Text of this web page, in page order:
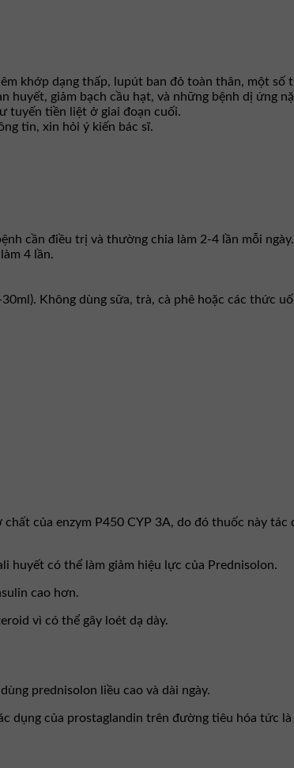
khớp dạng thấp, lupút ban đỏ toàn thân, một
giảm bạch cầu hạt, và những bệnh dị ứng
tuyến tiền liệt ở giai đoạn cuối.
tin, xin hỏi ý kiến bác sĩ.
cần điều trị và thường chia làm 2-4 lần mỗi ngày.
4 lần.
Không dùng sữa, trà, cà phê hoặc các thức
của enzym P450 CYP 3A, do đó thuốc này
huyết có thể làm giảm hiệu lực của Prednisolon.
cao hơn.
vì có thể gây loét dạ dày.
prednisolon liều cao và dài ngày.
dụng của prostaglandin trên đường tiêu hóa tức